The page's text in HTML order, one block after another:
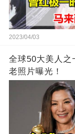
2023/04/03
全球50大美人之
老照片曝光！